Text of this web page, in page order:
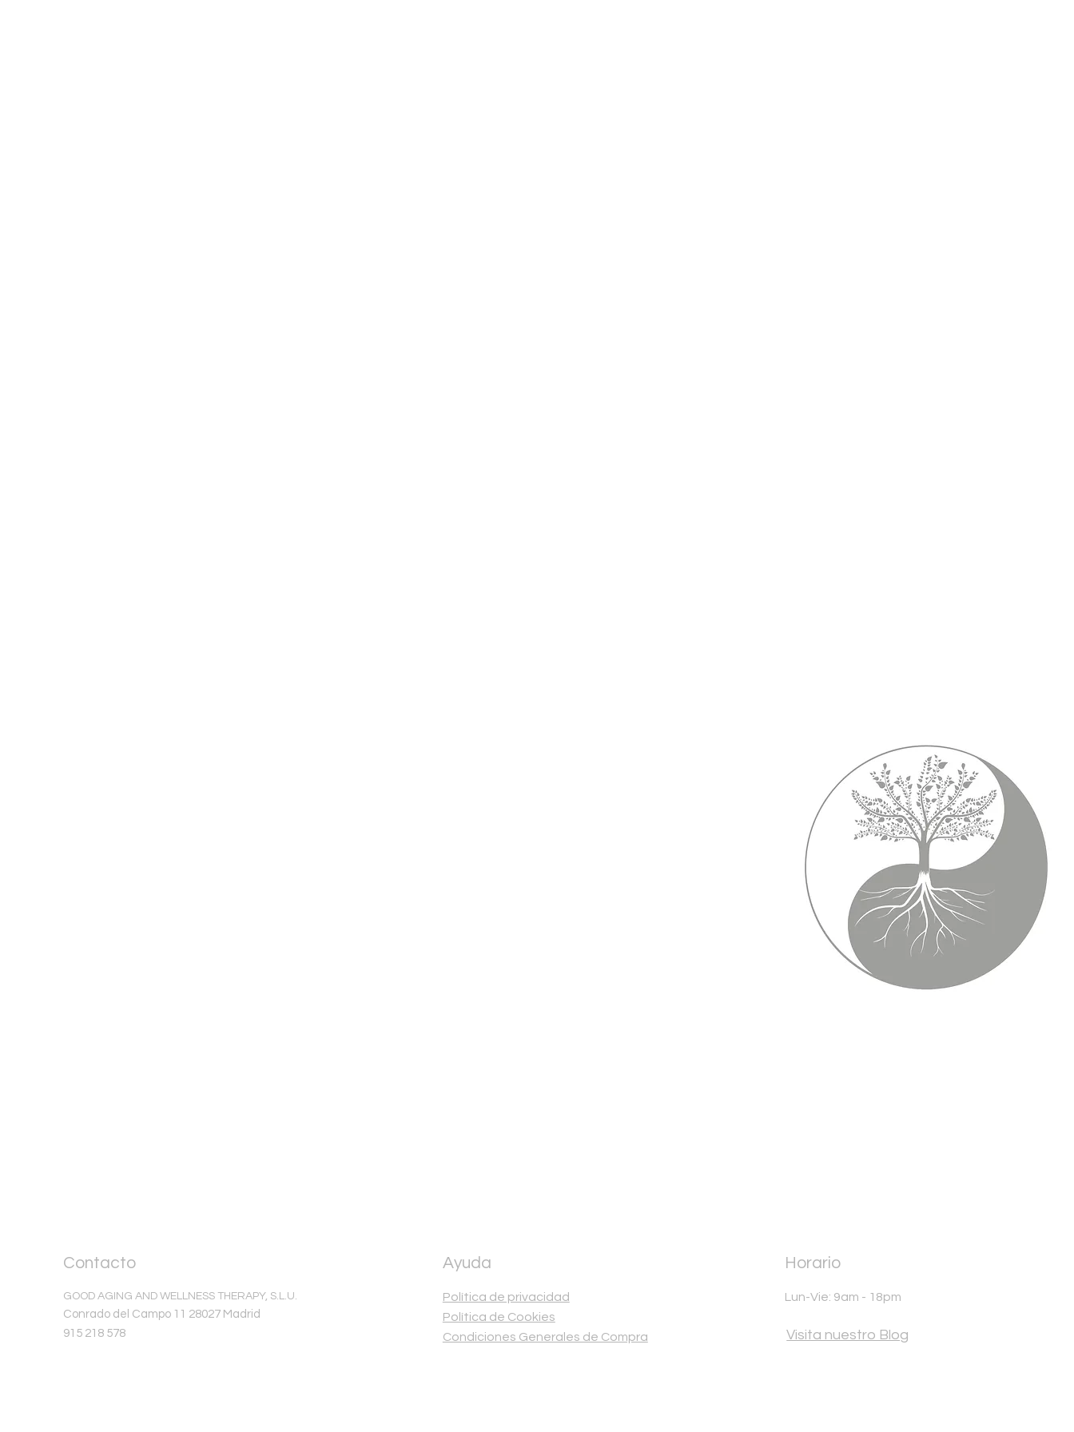
Contacto
GOOD AGING AND WELLNESS THERAPY, S.L.U.
Conrado del Campo 11 28027 Madrid
915 218 578
Ayuda
Política de privacidad
Política de Cookies
Condiciones Generales de Compra
Horario
Lun-Vie: 9am - 18pm
Visita nuestro Blog